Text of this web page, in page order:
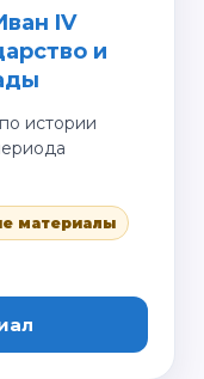
IV
и
истории
материалы